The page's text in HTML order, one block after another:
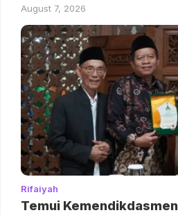
August 7, 2026
Rifaiyah
Temui